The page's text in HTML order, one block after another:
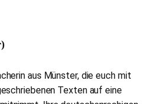
aus Münster, die euch mit
Texten auf eine